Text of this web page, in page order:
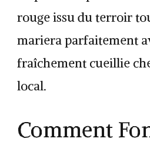
rouge issu du terroir
mariera parfaitement
fraîchement cueillie
local.
Comment